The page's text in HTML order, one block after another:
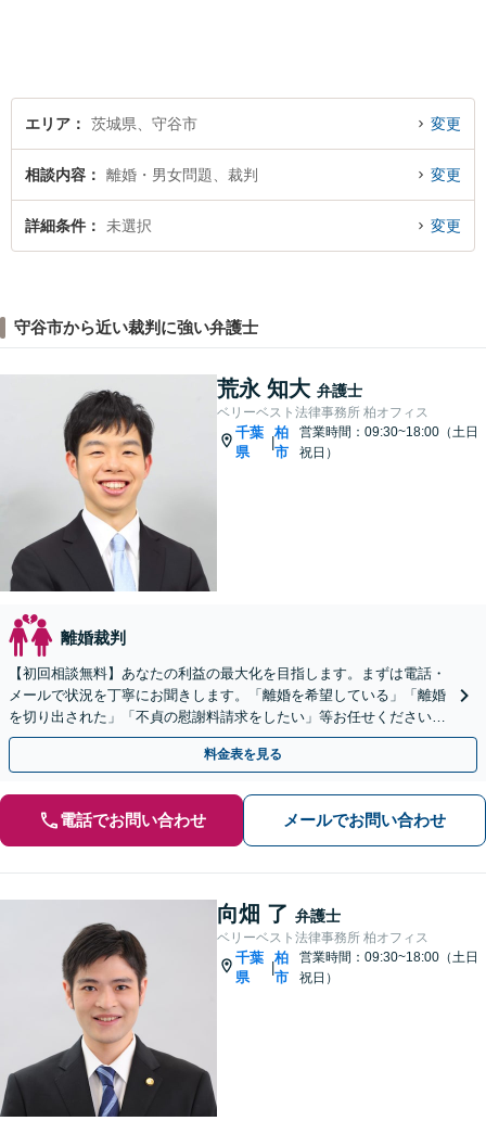
ださい。
エリア 茨城県、守谷市 変更
相談内容 離婚・男女問題、裁判 変更
詳細条件 未選択 変更
守谷市から近い裁判に強い弁護士
荒永 知大 弁護士
ベリーベスト法律事務所 柏オフィス
千葉
県
|
柏
市
営業時間：09:30~18:00（土日
祝日）
離婚裁判
【初回相談無料】あなたの利益の最大化を目指します。まずは電話・
メールで状況を丁寧にお聞きします。「離婚を希望している」「離婚
を切り出された」「不貞の慰謝料請求をしたい」等お任せください。
【リーズナブルな料金設定】
料金表を見る
電話でお問い合わせ メールでお問い合わせ
向畑 了 弁護士
ベリーベスト法律事務所 柏オフィス
千葉
県
|
柏
市
営業時間：09:30~18:00（土日
祝日）